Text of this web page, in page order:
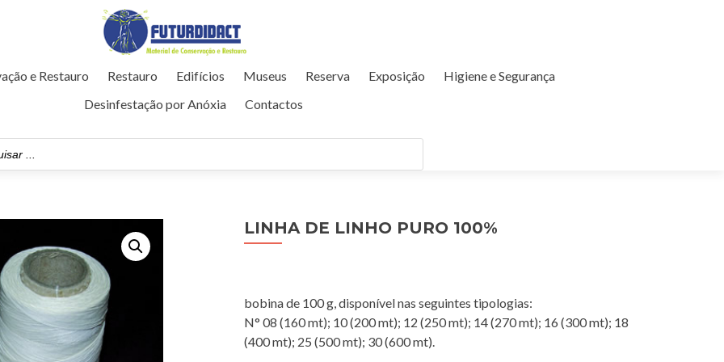
e Restauro Restauro Edifícios Museus Reserva Exposição
Higiene e Segurança
Desinfestação por Anóxia
Contactos
LINHA DE LINHO PURO 100%
bobina de 100 g, disponível nas seguintes tipologias:
N° 08 (160 mt); 10 (200 mt); 12 (250 mt); 14 (270 mt); 16 (300 mt); 18
(400 mt); 25 (500 mt); 30 (600 mt).